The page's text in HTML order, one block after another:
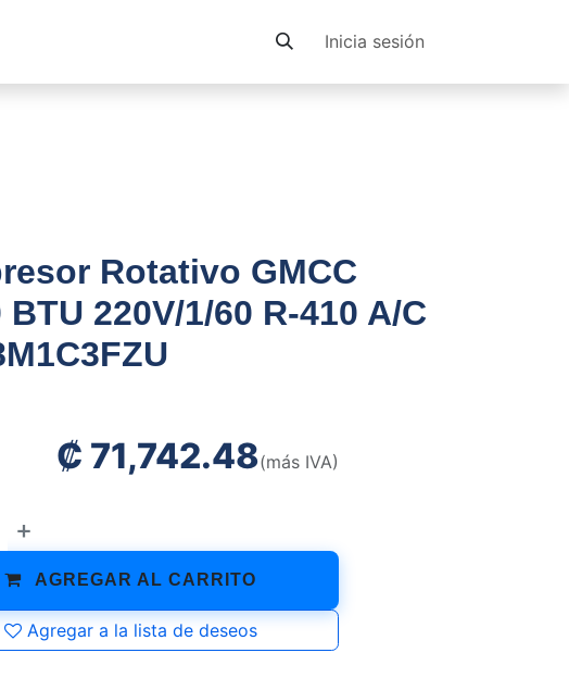
Inicia sesión
Rotativo GMCC
BTU 220V/1/60 R-410 A/C
AGREGAR AL CARRITO
Agregar a la lista de deseos
₡ 71,742.48(más IVA)